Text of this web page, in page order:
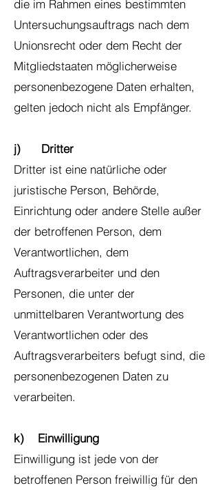
die im Rahmen eines bestimmten
Untersuchungsauftrags nach dem
Unionsrecht oder dem Recht der
Mitgliedstaaten möglicherweise
personenbezogene Daten erhalten,
gelten jedoch nicht als Empfänger.
j) Dritter
Dritter ist eine natürliche oder
juristische Person, Behörde,
Einrichtung oder andere Stelle außer
der betroffenen Person, dem
Verantwortlichen, dem
Auftragsverarbeiter und den
Personen, die unter der
unmittelbaren Verantwortung des
Verantwortlichen oder des
Auftragsverarbeiters befugt sind, die
personenbezogenen Daten zu
verarbeiten.
k) Einwilligung
Einwilligung ist jede von der
betroffenen Person freiwillig für den